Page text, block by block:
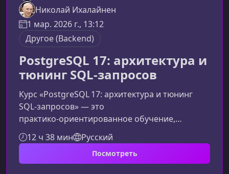
Николай Ихалайнен
1 мар. 2026 г., 13:12
Другое (Backend)
PostgreSQL 17: архитектура и
тюнинг SQL-запросов
Курс «PostgreSQL 17: архитектура и тюнинг
SQL‑запросов» — это
практико‑ориентированное обучение,
которое помогает глубоко понять внутреннее
устройство PostgreSQL, научиться
оптимизировать производительность и
12 ч 38 мин Русский
Посмотреть